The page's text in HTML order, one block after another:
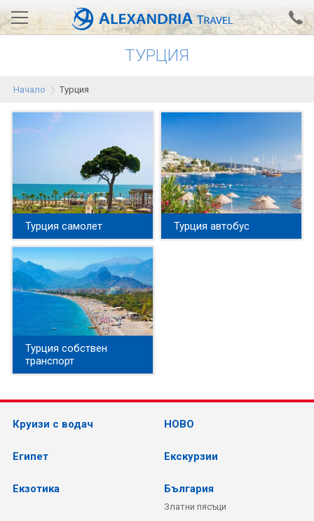
Проверка на резервация
АЛЕКСАНДРИЯ хотели
Гърция
Египет
Екскурзии
0700 18 308
ТУРЦИЯ
Начало Турция
Турция самолет Турция автобус
Турция собствен
транспорт
Круизи с водач НОВО
Египет Екскурзии
Екзотика България
Златни пясъци